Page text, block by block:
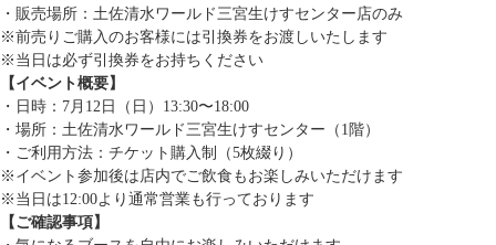
・販売場所：土佐清水ワールド三宮生けすセンター店のみ
※前売りご購入のお客様には引換券をお渡しいたします
※当日は必ず引換券をお持ちください
【イベント概要】
・日時：7月12日（日）13:30〜18:00
・場所：土佐清水ワールド三宮生けすセンター（1階）
・ご利用方法：チケット購入制（5枚綴り）
※イベント参加後は店内でご飲食もお楽しみいただけます
※当日は12:00より通常営業も行っております
【ご確認事項】